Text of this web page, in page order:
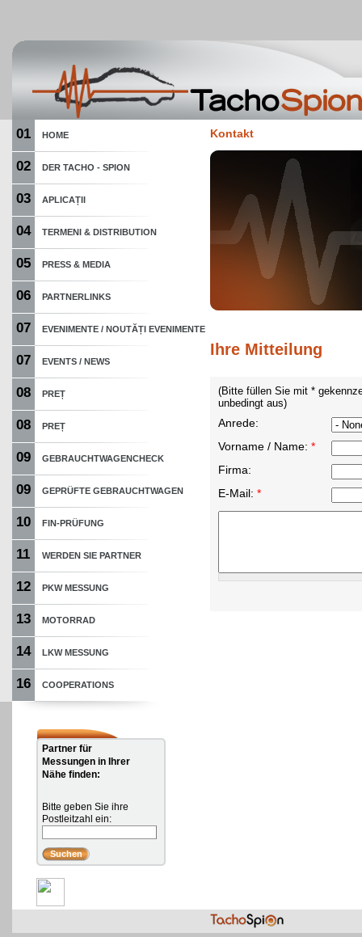
01 HOME
02 DER TACHO - SPION
03 APLICAȚII
04 TERMENI & DISTRIBUTION
05 PRESS & MEDIA
06 PARTNERLINKS
07 EVENIMENTE / NOUTĂȚI EVENIMENTE
07 EVENTS / NEWS
08 PREȚ
08 PREȚ
09 GEBRAUCHTWAGENCHECK
09 GEPRÜFTE GEBRAUCHTWAGEN
10 FIN-PRÜFUNG
11 WERDEN SIE PARTNER
12 PKW MESSUNG
13 MOTORRAD
14 LKW MESSUNG
16 COOPERATIONS
Partner für
Messungen in Ihrer
Nähe finden:
Bitte geben Sie ihre
Postleitzahl ein:
Kontakt
Ihre Mitteilung
(Bitte füllen Sie mit *
unbedingt aus)
Anrede:
Vorname / Name: *
Firma:
E-Mail: *